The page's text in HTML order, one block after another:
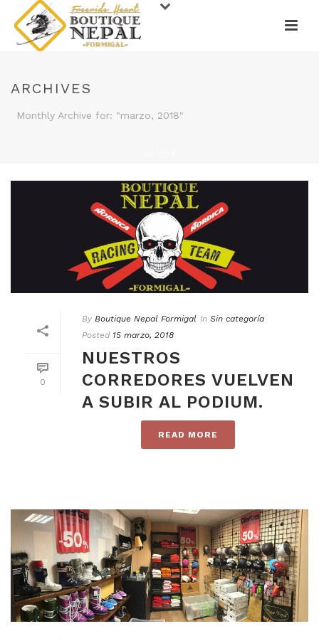
ARCHIVES
Monthly Archive for: "marzo, 2018"
0
By Boutique Nepal Formigal In Sin categoría
Posted 15 marzo, 2018
NUESTROS
CORREDORES VUELVEN
A SUBIR AL PODIUM.
READ MORE